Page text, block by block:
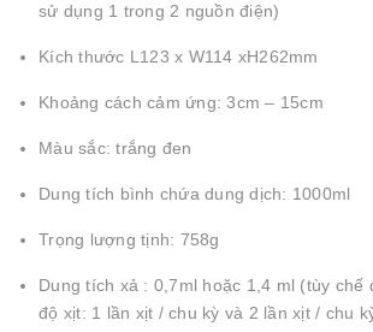
sử dụng 1 trong 2 nguồn điện)
Kích thước L123 x W114 xH262mm
Khoảng cách cảm ứng: 3cm – 15cm
Màu sắc: trắng đen
Dung tích bình chứa dung dịch: 1000ml
Trọng lượng tịnh: 758g
Dung tích xả : 0,7ml hoặc 1,4 ml (tùy chế
độ xịt: 1 lần xịt / chu kỳ và 2 lần xịt / chu